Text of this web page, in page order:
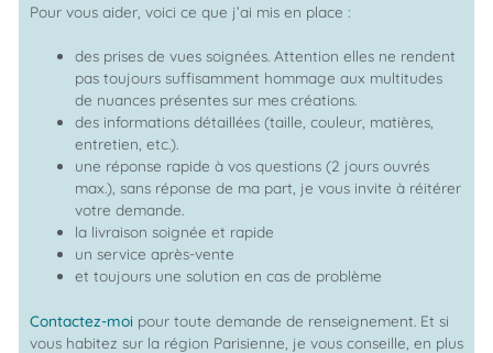
Pour vous aider, voici ce que j’ai mis en place :
des prises de vues soignées. Attention elles ne rendent
pas toujours suffisamment hommage aux multitudes
de nuances présentes sur mes créations.
des informations détaillées (taille, couleur, matières,
entretien, etc.).
une réponse rapide à vos questions (2 jours ouvrés
max.), sans réponse de ma part, je vous invite à réitérer
votre demande.
la livraison soignée et rapide
un service après-vente
et toujours une solution en cas de problème
Contactez-moi pour toute demande de renseignement. Et si
vous habitez sur la région Parisienne, je vous conseille, en plus